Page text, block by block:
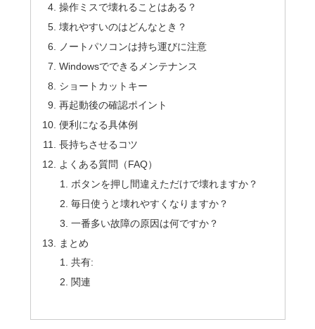
操作ミスで壊れることはある？
壊れやすいのはどんなとき？
ノートパソコンは持ち運びに注意
Windowsでできるメンテナンス
ショートカットキー
再起動後の確認ポイント
便利になる具体例
長持ちさせるコツ
よくある質問（FAQ）
ボタンを押し間違えただけで壊れますか？
毎日使うと壊れやすくなりますか？
一番多い故障の原因は何ですか？
まとめ
共有:
関連